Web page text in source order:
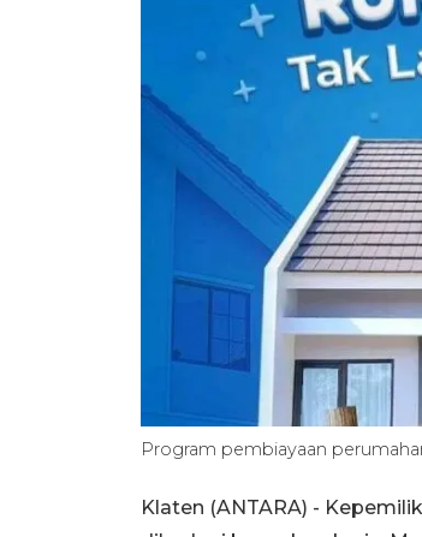
Program pembiayaan
Klaten (ANTARA) -